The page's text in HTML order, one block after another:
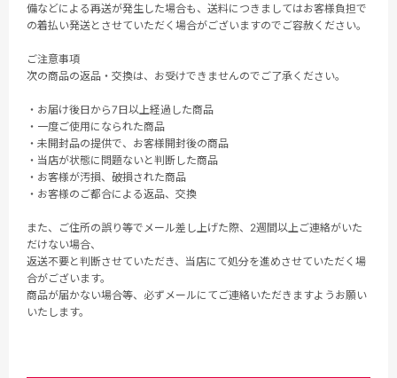
備などによる再送が発生した場合も、送料につきましてはお客様負担で
の着払い発送とさせていただく場合がございますのでご容赦ください。
ご注意事項
次の商品の返品・交換は、お受けできませんのでご了承ください。
・お届け後日から7日以上経過した商品
・一度ご使用になられた商品
・未開封品の提供で、お客様開封後の商品
・当店が状態に問題ないと判断した商品
・お客様が汚損、破損された商品
・お客様のご都合による返品、交換
また、ご住所の誤り等でメール差し上げた際、2週間以上ご連絡がいた
だけない場合、
返送不要と判断させていただき、当店にて処分を進めさせていただく場
合がございます。
商品が届かない場合等、必ずメールにてご連絡いただきますようお願い
いたします。